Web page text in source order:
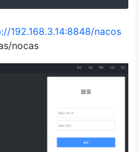
192.168.3.14:8848/nacos
nocas